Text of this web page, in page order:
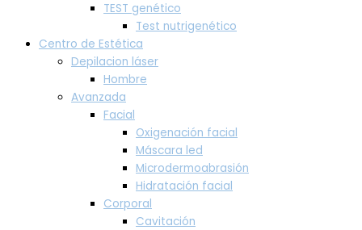
TEST genético
Test nutrigenético
Centro de Estética
Depilacion láser
Hombre
Avanzada
Facial
Oxigenación facial
Máscara led
Microdermoabrasión
Hidratación facial
Corporal
Cavitación